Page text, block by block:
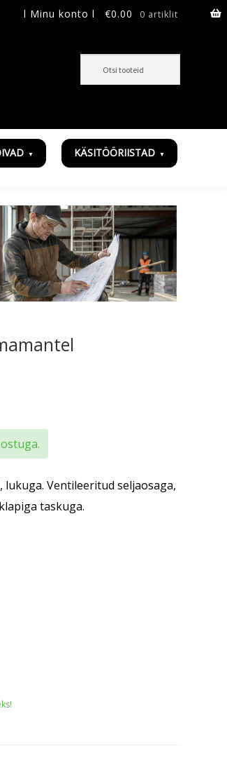
€0.00 0 artiklit
l Minu konto l
KÄSITÖÖRIISTAD
lukuga. Ventileeritud seljaosaga,
taskuga.